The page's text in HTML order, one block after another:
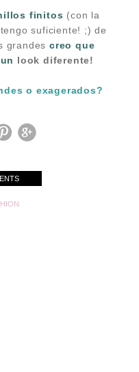
finitos (con la
suficiente! ;) de
grandes creo que
look diferente!
o exagerados?